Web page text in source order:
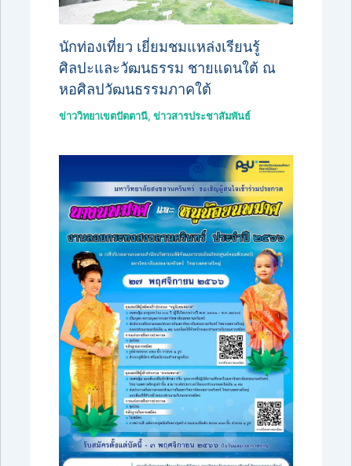
นักท่องเที่ยว เยี่ยมชมแหล่งเรียนรู้
ศิลปะและวัฒนธรรม ชายแดนใต้ ณ
หอศิลปวัฒนธรรมภาคใต้
ข่าววิทยาเขตปัตตานี, ข่าวสารประชาสัมพันธ์